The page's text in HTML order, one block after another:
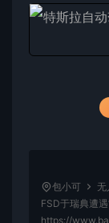
包小可 无
FSD于瑞典遭遇
https://